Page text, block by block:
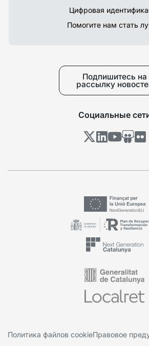
Цифровая
Помогите нам стать
Подпишитесь на
рассылку
Социальные
Политика файлов cookieПравовое